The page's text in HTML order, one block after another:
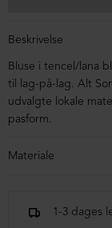
Beskrivelse
Bluse i tencel/lana
til lag-på-lag. Alt
udvalgte lokale
pasform.
Materiale
1-3 dages